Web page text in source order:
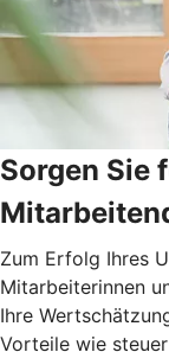
Sorgen Sie
Zum Erfolg Ihres
Mitarbeiterinnen
Ihre
Vorteile wie